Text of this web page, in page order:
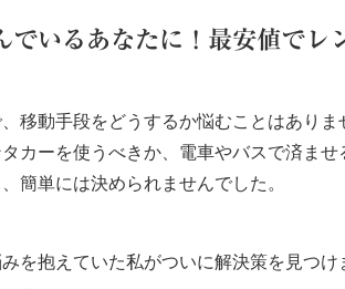
でいるあなたに！最安値でレ
移動手段をどうするか悩むことはありま
カーを使うべきか、電車やバスで済ま
簡単には決められませんでした。
を抱えていた私がついに解決策を見つけ